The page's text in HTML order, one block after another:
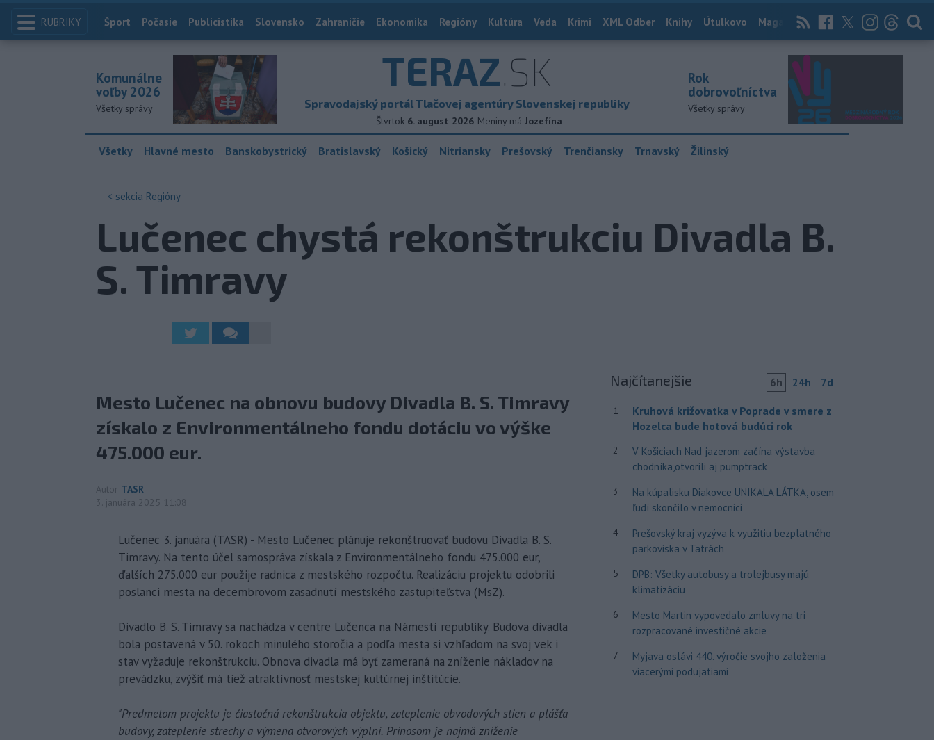
RUBRIKY Index
Šport Počasie Publicistika Slovensko Zahraničie Ekonomika Regióny Kultúra Veda Krimi XML Odber Knihy Útulkovo Magazín News Now Archív
TERAZ.SK
Spravodajský portál Tlačovej agentúry Slovenskej republiky
Štvrtok 6. august 2026 Meniny má Jozefína
Komunálne
voľby 2026
Všetky správy
Rok
dobrovoľníctva
Všetky správy
Všetky Hlavné mesto Banskobystrický Bratislavský Košický Nitriansky Prešovský Trenčiansky Trnavský Žilinský
< sekcia Regióny
Lučenec chystá rekonštrukciu Divadla B.
S. Timravy
Mesto Lučenec na obnovu budovy Divadla B. S. Timravy
získalo z Environmentálneho fondu dotáciu vo výške
475.000 eur.
Autor TASR
3. januára 2025 11:08
Lučenec 3. januára (TASR) - Mesto Lučenec plánuje rekonštruovať budovu Divadla B. S.
Timravy. Na tento účel samospráva získala z Environmentálneho fondu 475.000 eur,
ďalších 275.000 eur použije radnica z mestského rozpočtu. Realizáciu projektu odobrili
poslanci mesta na decembrovom zasadnutí mestského zastupiteľstva (MsZ).
Divadlo B. S. Timravy sa nachádza v centre Lučenca na Námestí republiky. Budova divadla
bola postavená v 50. rokoch minulého storočia a podľa mesta si vzhľadom na svoj vek i
stav vyžaduje rekonštrukciu. Obnova divadla má byť zameraná na zníženie nákladov na
prevádzku, zvýšiť má tiež atraktívnosť mestskej kultúrnej inštitúcie.
"Predmetom projektu je čiastočná rekonštrukcia objektu, zateplenie obvodových stien a plášťa
budovy, zateplenie strechy a výmena otvorových výplní. Prínosom je najmä zníženie
Najčítanejšie 6h 24h 7d
1
Kruhová križovatka v Poprade v smere z
Hozelca bude hotová budúci rok
2
V Košiciach Nad jazerom začína výstavba
chodníka,otvorili aj pumptrack
3
Na kúpalisku Diakovce UNIKALA LÁTKA, osem
ľudí skončilo v nemocnici
4
Prešovský kraj vyzýva k využitiu bezplatného
parkoviska v Tatrách
5
DPB: Všetky autobusy a trolejbusy majú
klimatizáciu
6
Mesto Martin vypovedalo zmluvy na tri
rozpracované investičné akcie
7
Myjava oslávi 440. výročie svojho založenia
viacerými podujatiami